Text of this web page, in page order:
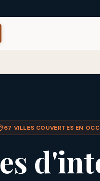
67 VILLES COUVERTES EN